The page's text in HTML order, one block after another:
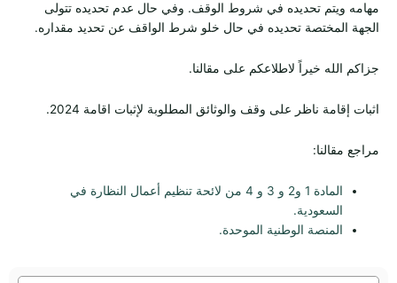
مهامه ويتم تحديده في شروط الوقف. وفي حال عدم تحديده تتولى
الجهة المختصة تحديده في حال خلو شرط الواقف عن تحديد مقداره.
جزاكم الله خيراً لاطلاعكم على مقالنا.
اثبات إقامة ناظر على وقف والوثائق المطلوبة لإثبات اقامة 2024.
مراجع مقالنا:
المادة 1 و2 و 3 و 4 من لائحة تنظيم أعمال النظارة في
السعودية.
المنصة الوطنية الموحدة.